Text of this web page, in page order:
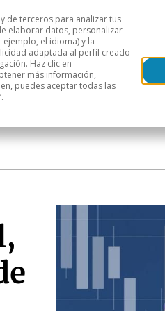
Áreas geográficas
de terceros para analizar tus
elaborar datos, personalizar
el idioma) y la
adaptada al perfil creado
Haz clic en
más información,
puedes aceptar todas las